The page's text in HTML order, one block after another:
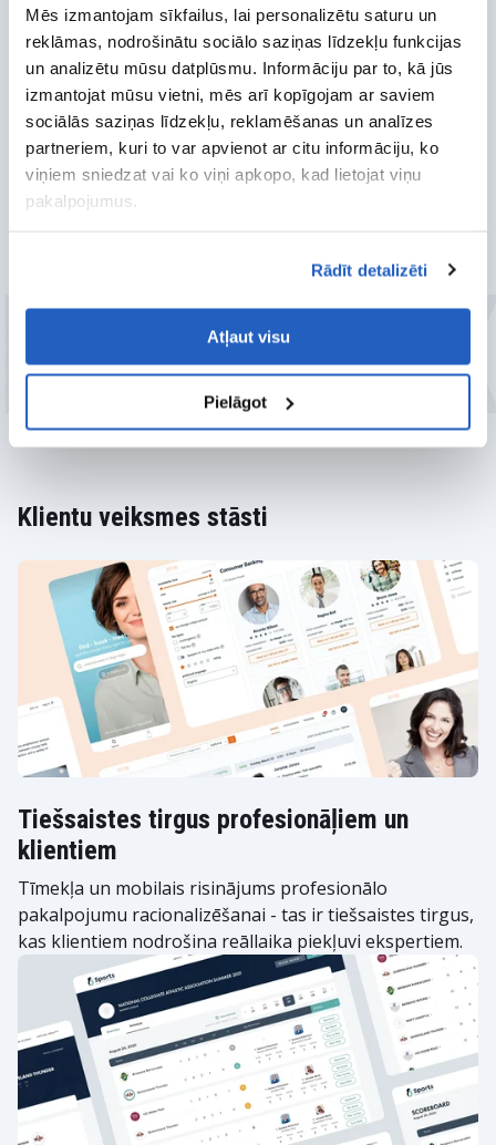
Mēs izmantojam sīkfailus, lai personalizētu saturu un
reklāmas, nodrošinātu sociālo saziņas līdzekļu funkcijas
un analizētu mūsu datplūsmu. Informāciju par to, kā jūs
izmantojat mūsu vietni, mēs arī kopīgojam ar saviem
sociālās saziņas līdzekļu, reklamēšanas un analīzes
partneriem, kuri to var apvienot ar citu informāciju, ko
viņiem sniedzat vai ko viņi apkopo, kad lietojat viņu
pakalpojumus.
Rādīt detalizēti
Atļaut visu
Pielāgot
Mēs nodrošinām nepārtrauktu apkopi un atbalstu, lai
jūsu Shopify e-komercijas risinājums darbotos pēc
iespējas labāk. Mēs nodrošinām, lai jūsu e-komercijas
veikals darbotos nevainojami, sākot ar problēmu
novēršanu un beidzot ar pastāvīgiem programmatūras
atjauninājumiem un sistēmas uzturēšanu.
Apvienot LeverX pieredzi un Shopify
iespējas jūsu uzņēmumam
Klientu veiksmes stāsti
Tiešsaistes tirgus profesionāļiem un
klientiem
Tīmekļa un mobilais risinājums profesionālo
pakalpojumu racionalizēšanai - tas ir tiešsaistes tirgus,
kas klientiem nodrošina reāllaika piekļuvi ekspertiem.